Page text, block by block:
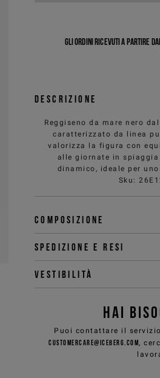
Gli ordini ricevuti a partire
Descrizione
Reggiseno da mare nero
caratterizzato da linea
valorizza la figura con
alle giornate in
dinamico, ideale per
Sku :
Composizione
Spedizione e Resi
Vestibilità
HAI
Puoi contattare il
customercare@iceberg.com,